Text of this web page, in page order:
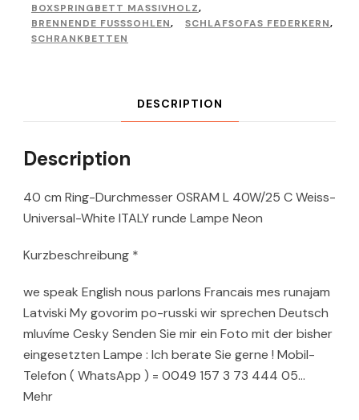
BOXSPRINGBETT MASSIVHOLZ,
BRENNENDE FUSSSOHLEN
, SCHLAFSOFAS FEDERKERN,
SCHRANKBETTEN
DESCRIPTION
Description
40 cm Ring-Durchmesser OSRAM L 40W/25 C Weiss-
Universal-White ITALY runde Lampe Neon
Kurzbeschreibung *
we speak English nous parlons Francais mes runajam
Latviski My govorim po-russki wir sprechen Deutsch
mluvíme Cesky Senden Sie mir ein Foto mit der bisher
eingesetzten Lampe : Ich berate Sie gerne ! Mobil-
Telefon ( WhatsApp ) = 0049 157 3 73 444 05…
Mehr